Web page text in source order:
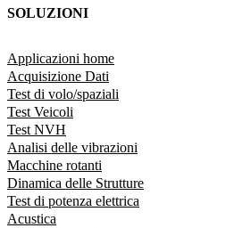
SOLUZIONI
Applicazioni home
Acquisizione Dati
Test di volo/spaziali
Test Veicoli
Test NVH
Analisi delle vibrazioni
Macchine rotanti
Dinamica delle Strutture
Test di potenza elettrica
Acustica